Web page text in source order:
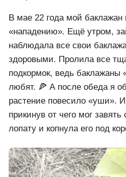
В мае 22 года мой баклажан
«нападению». Ещё утром,
наблюдала все свои
здоровыми. Пролила все
подкормок, ведь баклажаны
любят. 🍕 А после обеда я
растение повесило «уши».
прикинув от чего мог
лопату и копнула его под